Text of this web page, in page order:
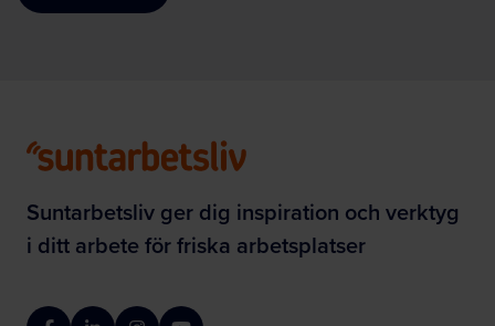
Suntarbetsliv ger dig inspiration och verktyg
i ditt arbete för friska arbetsplatser